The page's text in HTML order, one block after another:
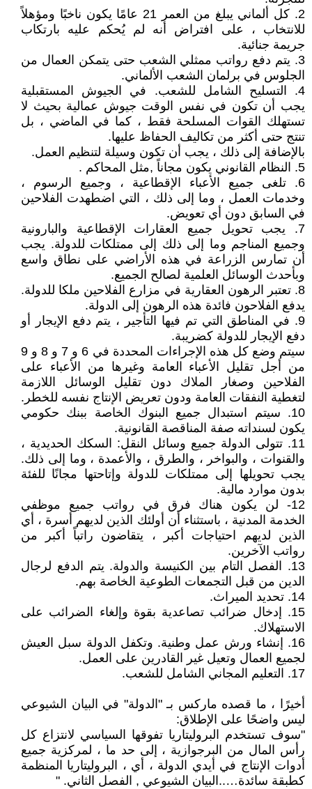
2. كل ألماني يبلغ من العمر 21 عامًا يكون ناخبًا ومؤهلاً
للانتخاب ، على افتراض أنه لم يُحكم عليه بارتكاب
جريمة جنائية.
3. يتم دفع رواتب ممثلي الشعب حتى يتمكن العمال من
الجلوس في برلمان الشعب الألماني.
4. التسليح الشامل للشعب. في الجيوش المستقبلية
يجب أن تكون في نفس الوقت جيوش عمالية بحيث لا
تستهلك القوات المسلحة فقط ، كما في الماضي ، بل
تنتج حتى أكثر من تكاليف الحفاظ عليها.
بالإضافة إلى ذلك ، يجب أن تكون وسيلة لتنظيم العمل.
5. النظام القانوني يكون مجاناً ,مثل المحاكم .
6. تلغى جميع الأعباء الإقطاعية ، وجميع الرسوم ،
وخدمات العمل ، وما إلى ذلك ، التي اضطهدت الفلاحين
في السابق دون أي تعويض.
7. يجب تحويل جميع العقارات الإقطاعية والبارونية
وجميع المناجم وما إلى ذلك إلى ممتلكات للدولة. يجب
أن تمارس الزراعة في هذه الأراضي على نطاق واسع
وبأحدث الوسائل العلمية لصالح الجميع.
8. تعتبر الرهون العقارية في مزارع الفلاحين ملكا للدولة.
يدفع الفلاحون فائدة هذه الرهون إلى الدولة.
9. في المناطق التي تم فيها التأجير ، يتم دفع الإيجار أو
دفع الإيجار للدولة كضريبة.
سيتم وضع كل هذه الإجراءات المحددة في 6 و 7 و 8 و 9
من أجل تقليل الأعباء العامة وغيرها من الأعباء على
الفلاحين وصغار الملاك دون تقليل الوسائل اللازمة
لتغطية النفقات العامة ودون تعريض الإنتاج نفسه للخطر.
10. سيتم استبدال جميع البنوك الخاصة ببنك حكومي
يكون لسنداته صفة المناقصة القانونية.
11. تتولى الدولة جميع وسائل النقل: السكك الحديدية ،
والقنوات ، والبواخر ، والطرق ، والأعمدة ، وما إلى ذلك.
يجب تحويلها إلى ممتلكات للدولة وإتاحتها مجانًا للفئة
بدون موارد مالية.
12- لن يكون هناك فرق في رواتب جميع موظفي
الخدمة المدنية ، باستثناء أن أولئك الذين لديهم أسرة ، أي
الذين لديهم احتياجات أكبر ، يتقاضون راتباً أكبر من
رواتب الآخرين.
13. الفصل التام بين الكنيسة والدولة. يتم الدفع لرجال
الدين من قبل التجمعات الطوعية الخاصة بهم.
14. تحديد الميراث.
15. إدخال ضرائب تصاعدية بقوة وإلغاء الضرائب على
الاستهلاك.
16. إنشاء ورش عمل وطنية. وتكفل الدولة سبل العيش
لجميع العمال وتعيل غير القادرين على العمل.
17. التعليم المجاني الشامل للشعب.
أخيرًا ، ما قصده ماركس بـ "الدولة" في البيان الشيوعي
ليس واضحًا على الإطلاق:
"سوف تستخدم البروليتاريا تفوقها السياسي لانتزاع كل
رأس المال من البرجوازية ، إلى حد ما ، لمركزية جميع
أدوات الإنتاج في أيدي الدولة ، أي ، البروليتاريا المنظمة
كطبقة سائدة…..البيان الشيوعي , الفصل الثاني. "